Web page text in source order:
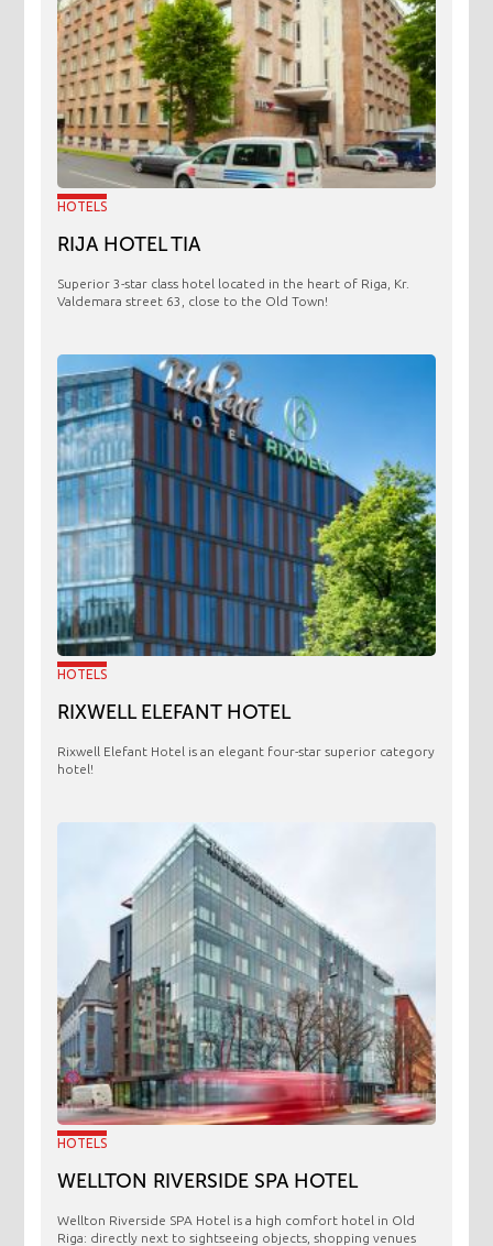
HOTELS
RIJA HOTEL TIA
Superior 3-star class hotel located in the heart of Riga, Kr.
Valdemara street 63, close to the Old Town!
HOTELS
RIXWELL ELEFANT HOTEL
Rixwell Elefant Hotel is an elegant four-star superior category
hotel!
HOTELS
WELLTON RIVERSIDE SPA HOTEL
Wellton Riverside SPA Hotel is a high comfort hotel in Old
Riga: directly next to sightseeing objects, shopping venues